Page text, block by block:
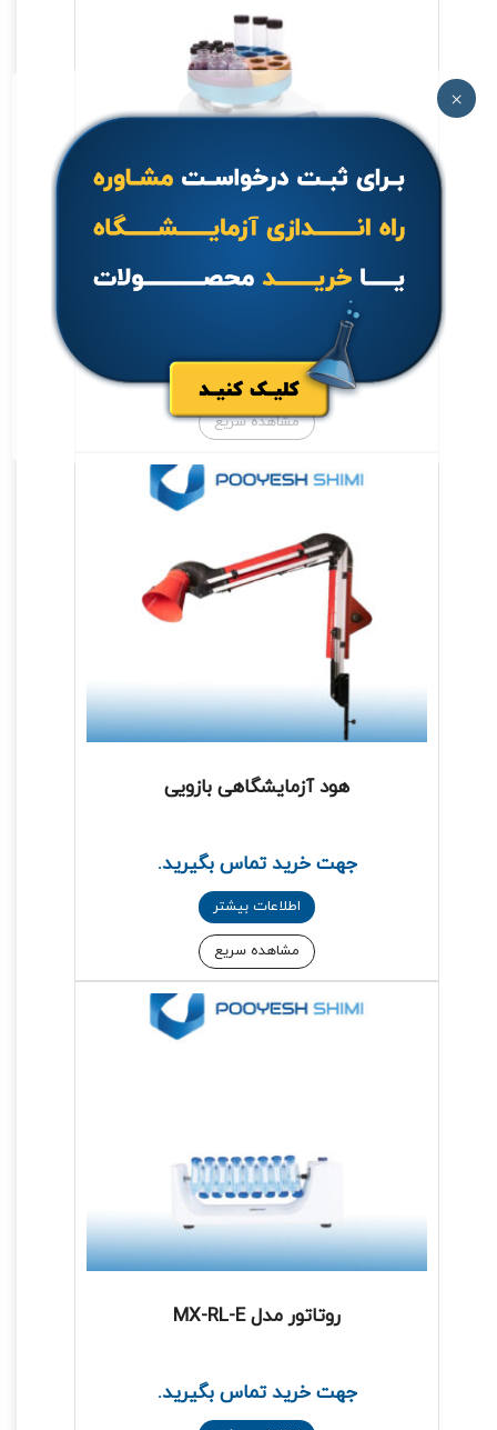
جهت خرید تماس بگیرید.
اطلاعات بیشتر
مشاهده سریع
هود آزمایشگاهی بازویی
جهت خرید تماس بگیرید.
اطلاعات بیشتر
مشاهده سریع
روتاتور مدل MX-RL-E
جهت خرید تماس بگیرید.
×